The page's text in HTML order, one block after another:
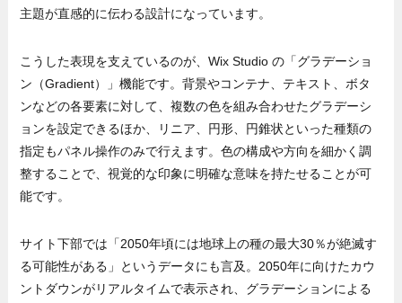
主題が直感的に伝わる設計になっています。
こうした表現を支えているのが、Wix Studio の「グラデーショ
ン（Gradient）」機能です。背景やコンテナ、テキスト、ボタ
ンなどの各要素に対して、複数の色を組み合わせたグラデーシ
ョンを設定できるほか、リニア、円形、円錐状といった種類の
指定もパネル操作のみで行えます。色の構成や方向を細かく調
整することで、視覚的な印象に明確な意味を持たせることが可
能です。
サイト下部では「2050年頃には地球上の種の最大30％が絶滅す
る可能性がある」というデータにも言及。2050年に向けたカウ
ントダウンがリアルタイムで表示され、グラデーションによる